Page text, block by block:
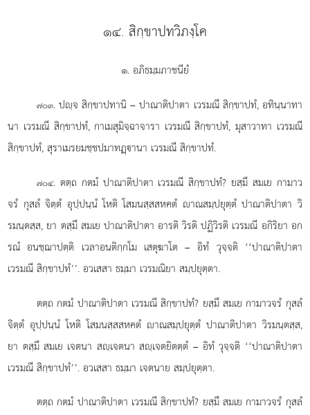
๑๔. สิกฺขาปทวิภงฺโค
๑. อภิธมฺมภาชนียํ
๗๐๓. ปฺจสิกฺขาปทานิ – ปาณาติปาตา เวรมณี สิกฺขาปทํ, อทินฺนาทา
นา เวรมณี สิกฺขาปทํ, กาเมสุมิจฺฉาจารา เวรมณี สิกฺขาปทํ, มุสาวาทา เวรมณี
สิกฺขาปทํ, สุราเมรยมชฺชปมาทฏฺานา เวรมณี สิกฺขาปทํ.
๗๐๔. ตตฺถ กตมํ ปาณาติปาตา เวรมณี สิกฺขาปทํ? ยสฺมึ สมเย กามาว
จรํ กุสลํ จิตฺตํ อุปฺปนฺนํ โหติ โสมนสฺสสหคตํ าณสมฺปยุตฺตํ ปาณาติปาตา วิ
รมนฺตสฺส, ยา ตสฺมึ สมเย ปาณาติปาตา อารติ วิรติ ปฏิวิรติ เวรมณี อกิริยา อก
รณํ อนชฺฌาปตฺติ เวลาอนติกฺกโม เสตุฆาโต – อิทํ วุจฺจติ ‘‘ปาณาติปาตา
เวรมณี สิกฺขาปทํ’’. อวเสสา ธมฺมา เวรมณิยา สมฺปยุตฺตา.
ตตฺถ กตมํ ปาณาติปาตา เวรมณี สิกฺขาปทํ? ยสฺมึ สมเย กามาวจรํ กุสลํ
จิตฺตํ อุปฺปนฺนํ โหติ โสมนสฺสสหคตํ าณสมฺปยุตฺตํ ปาณาติปาตา วิรมนฺตสฺส,
ยา ตสฺมึ สมเย เจตนา สฺเจตนา สฺเจตยิตตฺตํ – อิทํ วุจฺจติ ‘‘ปาณาติปาตา
เวรมณี สิกฺขาปทํ’’. อวเสสา ธมฺมา เจตนาย สมฺปยุตฺตา.
ตตฺถ กตมํ ปาณาติปาตา เวรมณี สิกฺขาปทํ? ยสฺมึ สมเย กามาวจรํ กุสลํ